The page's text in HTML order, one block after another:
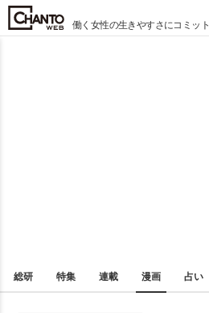
働く女性の生きやすさにコミット
総研 特集 連載 漫画 占い